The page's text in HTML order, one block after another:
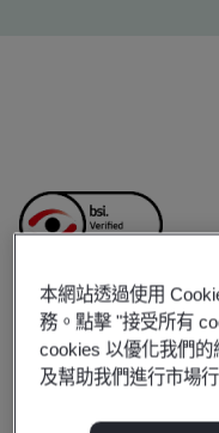
SABIC
Plastics
本網站透過使用
務。點擊 "接受所有
cookies 以優化我們
及幫助我們進行市場行